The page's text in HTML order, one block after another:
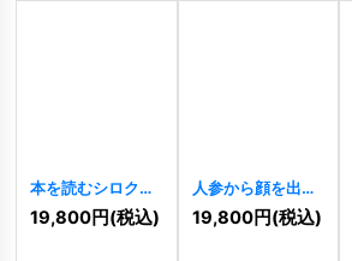
本を読むシロクマ
の愛らしいロゴ
11453 ]
19,800円(税込)
人参から顔を出す
うさぎのキュート
なロゴ [11445]
19,800円(税込)